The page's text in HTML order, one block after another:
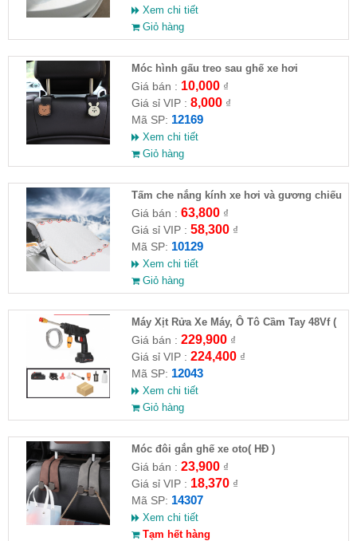
Xem chi tiết
Giỏ hàng
Móc hình gấu treo sau ghế xe hơi
Giá bán : 10,000₫
Giá sỉ VIP : 8,000₫
Mã SP: 12169
Xem chi tiết
Giỏ hàng
Tấm che nắng kính xe hơi và gương chiếu
hậu (Full VAT )
Giá bán : 63,800₫
Giá sỉ VIP : 58,300₫
Mã SP: 10129
Xem chi tiết
Giỏ hàng
Máy Xịt Rửa Xe Máy, Ô Tô Cầm Tay 48Vf (
HĐ )
Giá bán : 229,900₫
Giá sỉ VIP : 224,400₫
Mã SP: 12043
Xem chi tiết
Giỏ hàng
Móc đôi gắn ghế xe oto( HĐ )
Giá bán : 23,900₫
Giá sỉ VIP : 18,370₫
Mã SP: 14307
Xem chi tiết
Tạm hết hàng